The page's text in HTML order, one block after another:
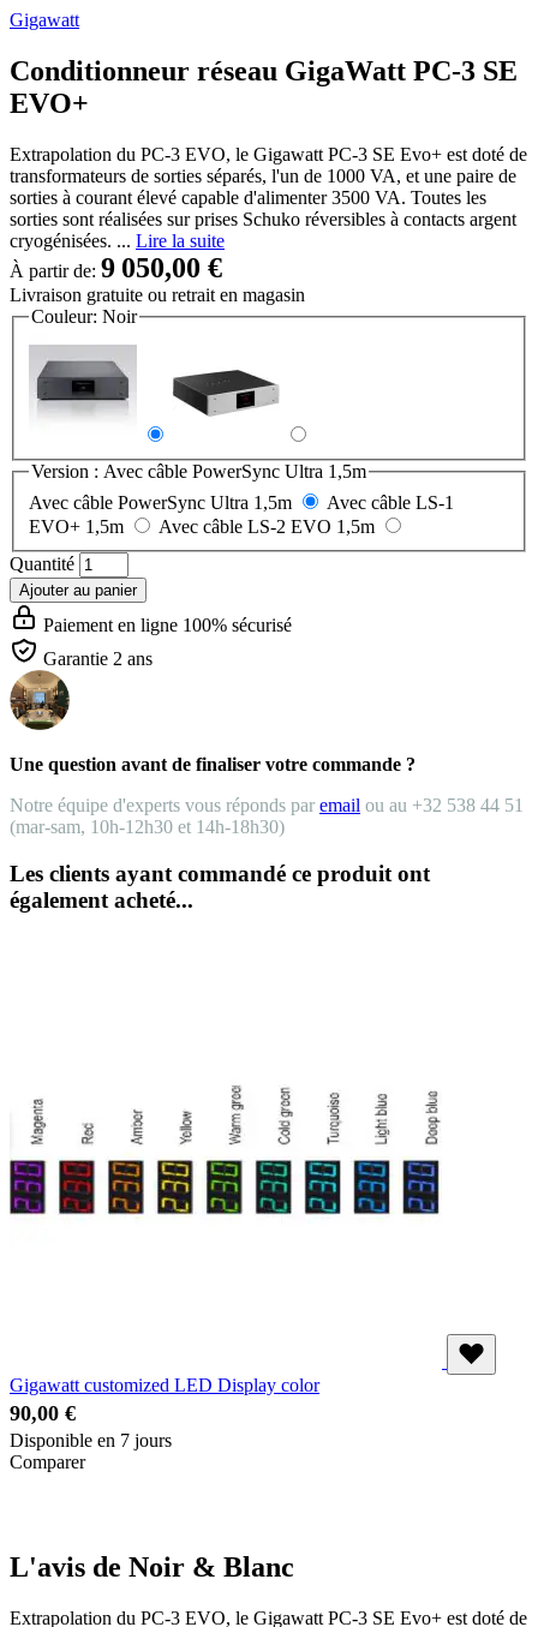
Gigawatt
Conditionneur réseau GigaWatt PC-3 SE
EVO+
Extrapolation du PC-3 EVO, le Gigawatt PC-3 SE Evo+ est doté de
transformateurs de sorties séparés, l'un de 1000 VA, et une paire de
sorties à courant élevé capable d'alimenter 3500 VA. Toutes les
sorties sont réalisées sur prises Schuko réversibles à contacts argent
cryogénisées. ... Lire la suite
À partir de: 9 050,00 €
Livraison gratuite ou retrait en magasin
Couleur: Noir
Version : Avec câble PowerSync Ultra 1,5m
Avec câble PowerSync Ultra 1,5m
Avec câble LS-1
EVO+ 1,5m
Avec câble LS-2 EVO 1,5m
Quantité
Ajouter au panier
Paiement en ligne 100% sécurisé
Garantie 2 ans
Une question avant de finaliser votre commande ?
Notre équipe d'experts vous réponds par email ou au +32 538 44 51
(mar-sam, 10h-12h30 et 14h-18h30)
Les clients ayant commandé ce produit ont
également acheté...
Gigawatt customized LED Display color
90,00 €
Disponible en 7 jours
Comparer
L'avis de Noir & Blanc
Extrapolation du PC-3 EVO, le Gigawatt PC-3 SE Evo+ est doté de